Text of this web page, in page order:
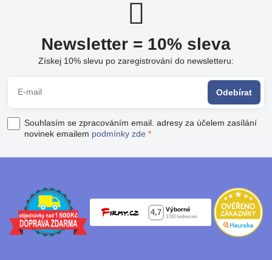
Newsletter = 10% sleva
Získej 10% slevu po zaregistrování do newsletteru:
Odebírat
Souhlasím se zpracováním email. adresy za účelem zasílání
novinek emailem podmínky zde *